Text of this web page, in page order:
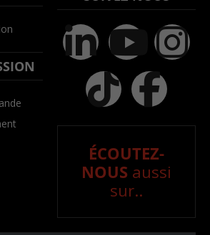
ÉCOUTEZ-
NOUS aussi
sur..